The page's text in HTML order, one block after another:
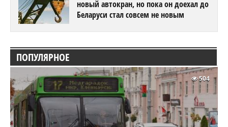
новый автокран, но пока он доехал до
Беларуси стал совсем не новым
ПОПУЛЯРНОЕ
504